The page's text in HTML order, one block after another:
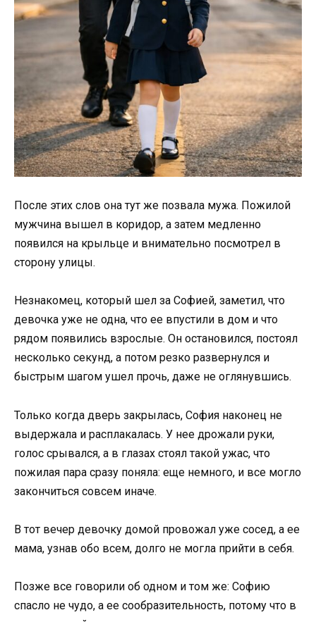
После этих слов она тут же позвала мужа. Пожилой
мужчина вышел в коридор, а затем медленно
появился на крыльце и внимательно посмотрел в
сторону улицы.
Незнакомец, который шел за Софией, заметил, что
девочка уже не одна, что ее впустили в дом и что
рядом появились взрослые. Он остановился, постоял
несколько секунд, а потом резко развернулся и
быстрым шагом ушел прочь, даже не оглянувшись.
Только когда дверь закрылась, София наконец не
выдержала и расплакалась. У нее дрожали руки,
голос срывался, а в глазах стоял такой ужас, что
пожилая пара сразу поняла: еще немного, и все могло
закончиться совсем иначе.
В тот вечер девочку домой провожал уже сосед, а ее
мама, узнав обо всем, долго не могла прийти в себя.
Позже все говорили об одном и том же: Софию
спасло не чудо, а ее сообразительность, потому что в